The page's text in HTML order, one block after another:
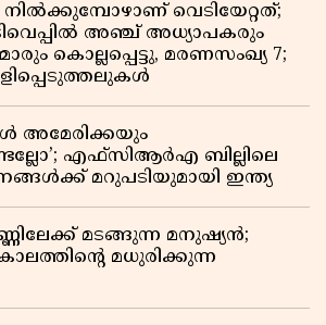
നിൽക്കുമ്പോഴാണ് വെടിയേറ്റത്;
അഞ്ച് അധ്യാപകരും
കൊല്ലപ്പെട്ടു, മരണസംഖ്യ 7;
അമേരിക്കയും
എഫ്സിആർഎ ബില്ലിലെ
മറുപടിയുമായി ഇന്ത്യ
മടങ്ങുന്ന മനുഷ്യൻ;
മധുരിക്കുന്ന